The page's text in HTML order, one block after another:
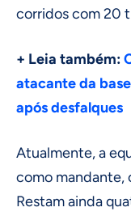
corridos com 20
+ Leia também:
atacante da
após desfalques
Atualmente, a
como mandante,
Restam ainda